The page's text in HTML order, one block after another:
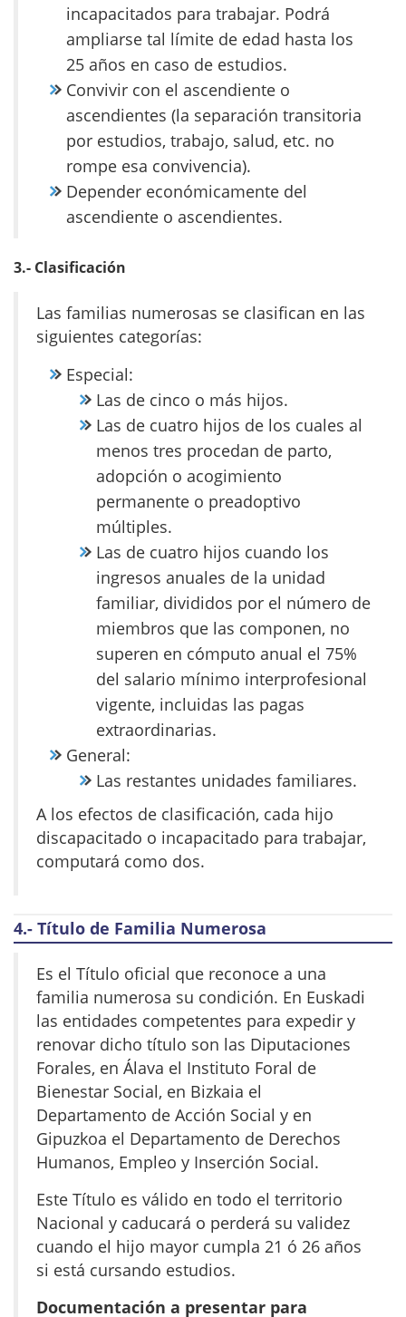
incapacitados para trabajar. Podrá
ampliarse tal límite de edad hasta los
25 años en caso de estudios.
Convivir con el ascendiente o
ascendientes (la separación transitoria
por estudios, trabajo, salud, etc. no
rompe esa convivencia).
Depender económicamente del
ascendiente o ascendientes.
3.- Clasificación
Las familias numerosas se clasifican en las
siguientes categorías:
Especial:
Las de cinco o más hijos.
Las de cuatro hijos de los cuales al
menos tres procedan de parto,
adopción o acogimiento
permanente o preadoptivo
múltiples.
Las de cuatro hijos cuando los
ingresos anuales de la unidad
familiar, divididos por el número de
miembros que las componen, no
superen en cómputo anual el 75%
del salario mínimo interprofesional
vigente, incluidas las pagas
extraordinarias.
General:
Las restantes unidades familiares.
A los efectos de clasificación, cada hijo
discapacitado o incapacitado para trabajar,
computará como dos.
4.- Título de Familia Numerosa
Es el Título oficial que reconoce a una
familia numerosa su condición. En Euskadi
las entidades competentes para expedir y
renovar dicho título son las Diputaciones
Forales, en Álava el Instituto Foral de
Bienestar Social, en Bizkaia el
Departamento de Acción Social y en
Gipuzkoa el Departamento de Derechos
Humanos, Empleo y Inserción Social.
Este Título es válido en todo el territorio
Nacional y caducará o perderá su validez
cuando el hijo mayor cumpla 21 ó 26 años
si está cursando estudios.
Documentación a presentar para